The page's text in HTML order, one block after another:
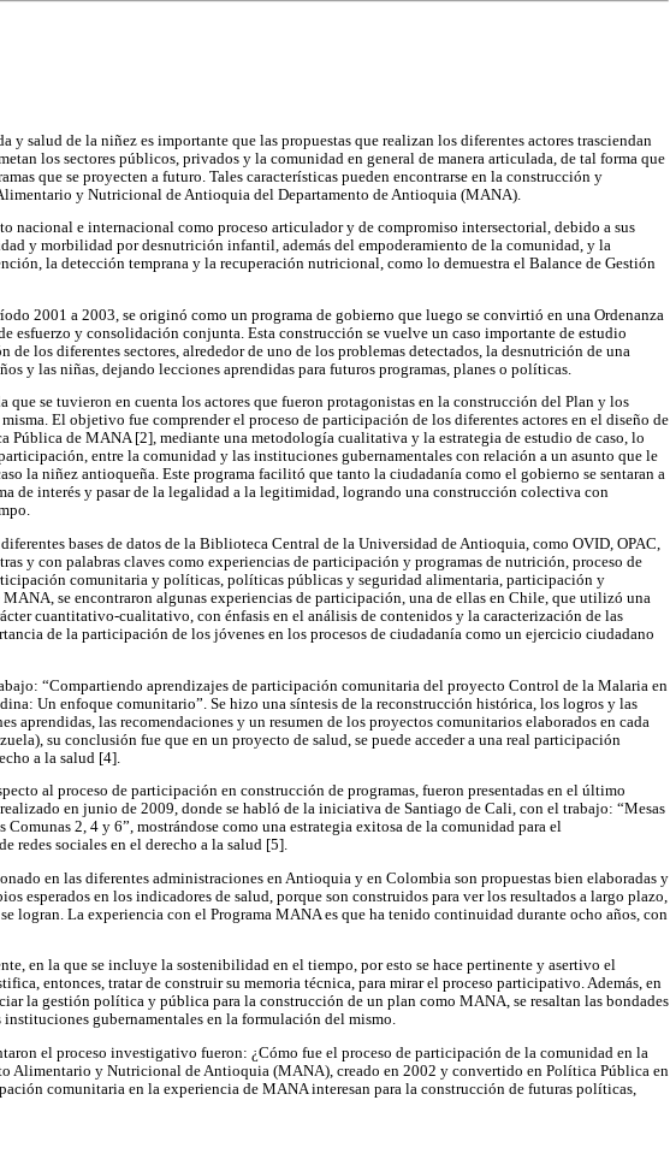
y salud de la niñez es importante que las propuestas que realizan los diferentes actores trasciendan
los sectores públicos, privados y la comunidad en general de manera articulada, de tal forma que
que se proyecten a futuro. Tales características pueden encontrarse en la construcción y
y Nutricional de Antioquia del Departamento de Antioquia (MANA).
nacional e internacional como proceso articulador y de compromiso intersectorial, debido a sus
y morbilidad por desnutrición infantil, además del empoderamiento de la comunidad, y la
la detección temprana y la recuperación nutricional, como lo demuestra el Balance de Gestión
2001 a 2003, se originó como un programa de gobierno que luego se convirtió en una Ordenanza
esfuerzo y consolidación conjunta. Esta construcción se vuelve un caso importante de estudio
los diferentes sectores, alrededor de uno de los problemas detectados, la desnutrición de una
y las niñas, dejando lecciones aprendidas para futuros programas, planes o políticas.
que se tuvieron en cuenta los actores que fueron protagonistas en la construcción del Plan y los
El objetivo fue comprender el proceso de participación de los diferentes actores en el diseño de
Pública de MANA [2], mediante una metodología cualitativa y la estrategia de estudio de caso, lo
entre la comunidad y las instituciones gubernamentales con relación a un asunto que le
la niñez antioqueña. Este programa facilitó que tanto la ciudadanía como el gobierno se sentaran a
de interés y pasar de la legalidad a la legitimidad, logrando una construcción colectiva con
bases de datos de la Biblioteca Central de la Universidad de Antioquia, como OVID, OPAC,
y con palabras claves como experiencias de participación y programas de nutrición, proceso de
comunitaria y políticas, políticas públicas y seguridad alimentaria, participación y
se encontraron algunas experiencias de participación, una de ellas en Chile, que utilizó una
cuantitativo-cualitativo, con énfasis en el análisis de contenidos y la caracterización de las
de la participación de los jóvenes en los procesos de ciudadanía como un ejercicio ciudadano
“Compartiendo aprendizajes de participación comunitaria del proyecto Control de la Malaria en
Un enfoque comunitario”. Se hizo una síntesis de la reconstrucción histórica, los logros y las
aprendidas, las recomendaciones y un resumen de los proyectos comunitarios elaborados en cada
su conclusión fue que en un proyecto de salud, se puede acceder a una real participación
a la salud [4].
al proceso de participación en construcción de programas, fueron presentadas en el último
en junio de 2009, donde se habló de la iniciativa de Santiago de Cali, con el trabajo: “Mesas
2, 4 y 6”, mostrándose como una estrategia exitosa de la comunidad para el
redes sociales en el derecho a la salud [5].
en las diferentes administraciones en Antioquia y en Colombia son propuestas bien elaboradas y
esperados en los indicadores de salud, porque son construidos para ver los resultados a largo plazo,
logran. La experiencia con el Programa MANA es que ha tenido continuidad durante ocho años, con
en la que se incluye la sostenibilidad en el tiempo, por esto se hace pertinente y asertivo el
entonces, tratar de construir su memoria técnica, para mirar el proceso participativo. Además, en
la gestión política y pública para la construcción de un plan como MANA, se resaltan las bondades
gubernamentales en la formulación del mismo.
el proceso investigativo fueron: ¿Cómo fue el proceso de participación de la comunidad en la
Alimentario y Nutricional de Antioquia (MANA), creado en 2002 y convertido en Política Pública en
comunitaria en la experiencia de MANA interesan para la construcción de futuras políticas,